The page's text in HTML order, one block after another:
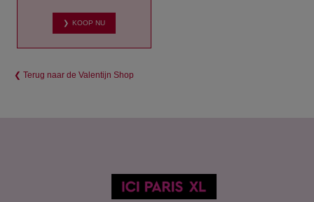
❯ KOOP NU
❮ Terug naar de Valentijn Shop